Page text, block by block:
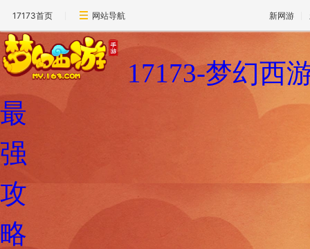
17173首页 网站导航 新网游
17173-梦幻西
最
强
攻
略